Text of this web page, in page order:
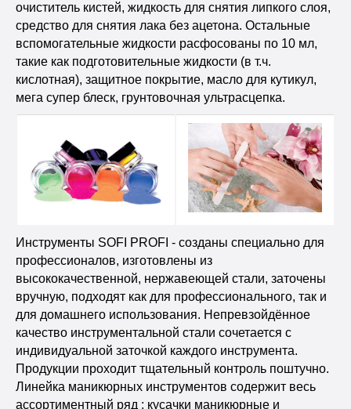
очиститель кистей, жидкость для снятия липкого слоя,
средство для снятия лака без ацетона. Остальные
вспомогательные жидкости расфосованы по 10 мл,
такие как подготовительные жидкости (в т.ч.
кислотная), защитное покрытие, масло для кутикул,
мега супер блеск, грунтовочная ультрасцепка.
Инструменты SOFI PROFI - созданы специально для
профессионалов, изготовлены из
высококачественной, нержавеющей стали, заточены
вручную, подходят как для профессионального, так и
для домашнего использования. Непревзойдённое
качество инструментальной стали сочетается с
индивидуальной заточкой каждого инструмента.
Продукции проходит тщательный контроль поштучно.
Линейка маникюрных инструментов содержит весь
ассортиментный ряд : кусачки маникюрные и